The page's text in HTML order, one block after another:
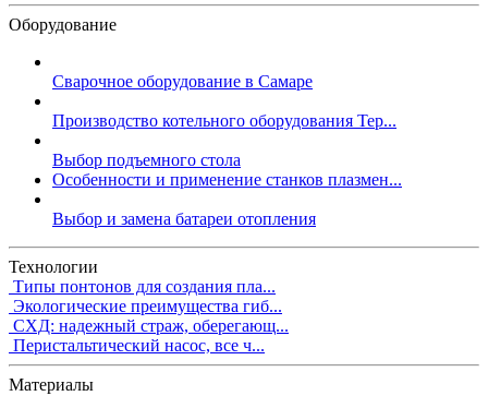
Оборудование
Сварочное оборудование в Самаре
Производство котельного оборудования Тер...
Выбор подъемного стола
Особенности и применение станков плазмен...
Выбор и замена батареи отопления
Технологии
Типы понтонов для создания пла...
Экологические преимущества гиб...
СХД: надежный страж, оберегающ...
Перистальтический насос, все ч...
Материалы